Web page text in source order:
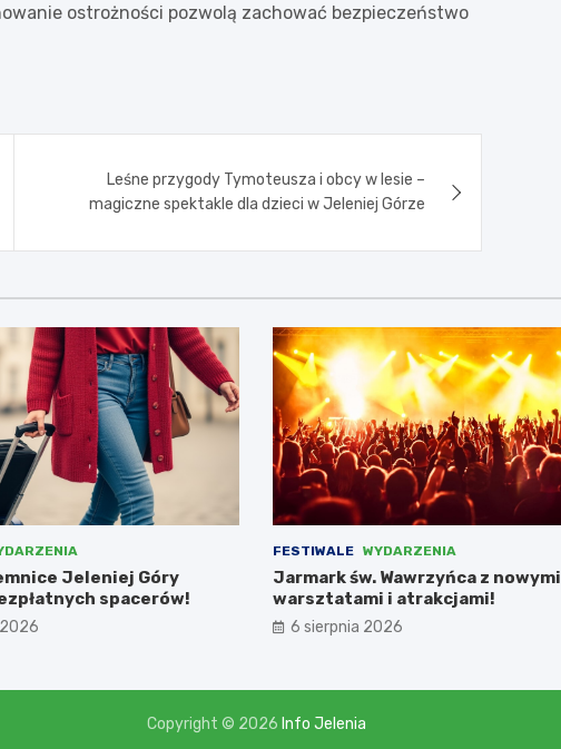
ostrożności pozwolą zachować bezpieczeństwo
Leśne przygody Tymoteusza i obcy w lesie –
magiczne spektakle dla dzieci w Jeleniej Górze
Jeleniej Góry
spacerów!
FESTIWALE WYDARZENIA
Jarmark św. Wawrzyńca z nowymi
warsztatami i atrakcjami!
6 sierpnia 2026
Copyright © 2026 Info Jelenia